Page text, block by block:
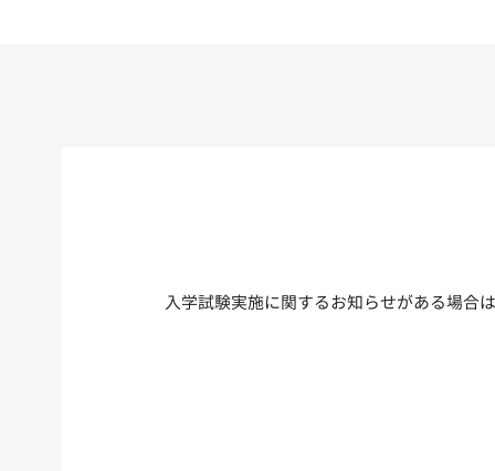
入学試験実施に関するお知らせがある場